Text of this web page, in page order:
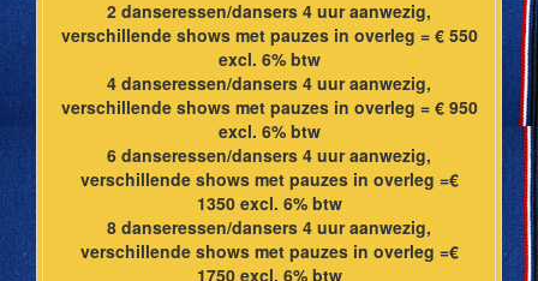
2 danseressen/dansers 4 uur aanwezig,
verschillende shows met pauzes in overleg = € 550
excl. 6% btw
4 danseressen/dansers 4 uur aanwezig,
verschillende shows met pauzes in overleg = € 950
excl. 6% btw
6 danseressen/dansers 4 uur aanwezig,
verschillende shows met pauzes in overleg =€
1350 excl. 6% btw
8 danseressen/dansers 4 uur aanwezig,
verschillende shows met pauzes in overleg =€
1750 excl. 6% btw